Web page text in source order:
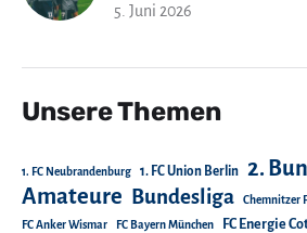
5. Juni 2026
Unsere Themen
1. FC Neubrandenburg 1. FC Union Berlin 2.
Amateure Bundesliga Chemnitzer
FC Anker Wismar FC Bayern München FC Energie